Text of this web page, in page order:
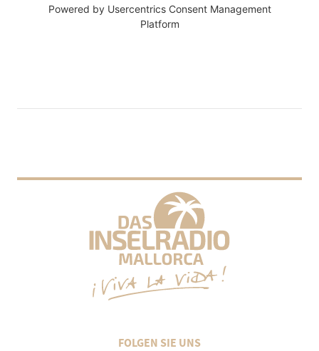
Powered by Usercentrics Consent Management
Platform
FOLGEN SIE UNS